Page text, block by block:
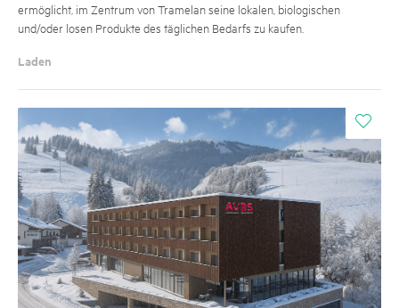
ermöglicht, im Zentrum von Tramelan seine lokalen, biologischen
und/oder losen Produkte des täglichen Bedarfs zu kaufen.
Laden
i